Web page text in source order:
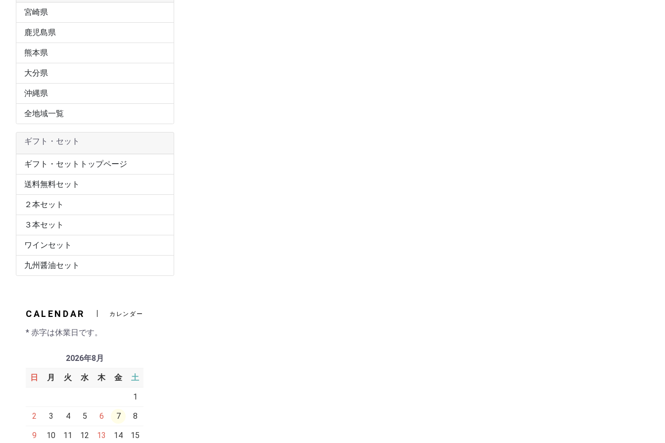
宮崎県
鹿児島県
熊本県
大分県
沖縄県
全地域一覧
ギフト・セット
ギフト・セットトップページ
送料無料セット
２本セット
３本セット
ワインセット
九州醤油セット
CALENDAR カレンダー
* 赤字は休業日です。
2026年8月
日 月 火 水 木 金 土
1
2 3 4 5 6 7 8
9 10 11 12 13 14 15